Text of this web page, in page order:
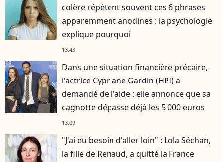
colère répètent souvent ces 6 phrases
apparemment anodines : la psychologie
explique pourquoi
13:43
Dans une situation financière précaire,
l'actrice Cypriane Gardin (HPI) a
demandé de l'aide : elle annonce que sa
cagnotte dépasse déjà les 5 000 euros
13:09
"J'ai eu besoin d'aller loin" : Lola Séchan,
la fille de Renaud, a quitté la France